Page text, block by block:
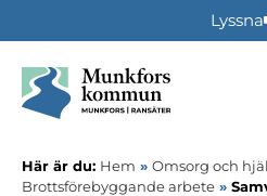
Lyssna
Här är du: Hem » Omsorg och
Brottsförebyggande arbete »